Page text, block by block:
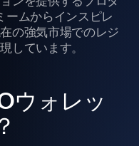
ームからインスピレ
の強気市場でのレジ
しています。
ウォレッ